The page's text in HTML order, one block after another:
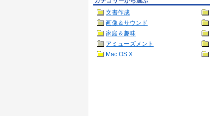
文書作成
画像＆サウンド
家庭＆趣味
アミューズメント
Mac OS X